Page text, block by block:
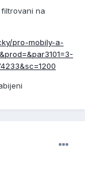
na rychlé
na
pro-mobily-a-